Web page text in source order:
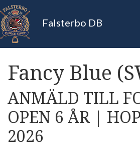
Falsterbo DB
Fancy Blue
ANMÄLD TILL
OPEN 6 ÅR |
2026